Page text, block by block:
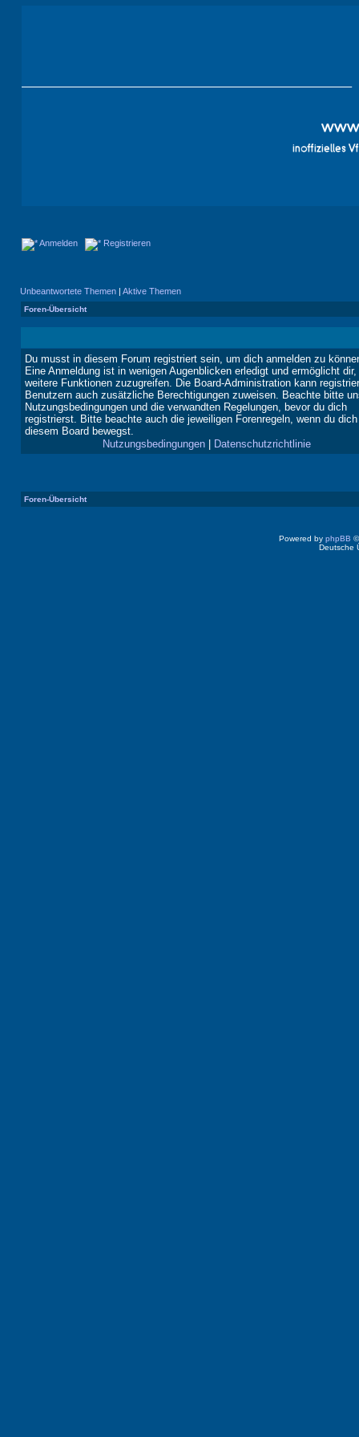
Anmelden Registrieren
Unbeantwortete Themen | Aktive Themen
Foren-Übersicht
Du musst in diesem Forum registriert sein, um dich anmelden zu
Eine Anmeldung ist in wenigen Augenblicken erledigt und ermöglicht
weitere Funktionen zuzugreifen. Die Board-Administration kann
Benutzern auch zusätzliche Berechtigungen zuweisen. Beachte bitte
Nutzungsbedingungen und die verwandten Regelungen, bevor du dich
registrierst. Bitte beachte auch die jeweiligen Forenregeln, wenn du
diesem Board bewegst.
Nutzungsbedingungen| Datenschutzrichtlinie
Foren-Übersicht
Powered by phpBB
Deutsche